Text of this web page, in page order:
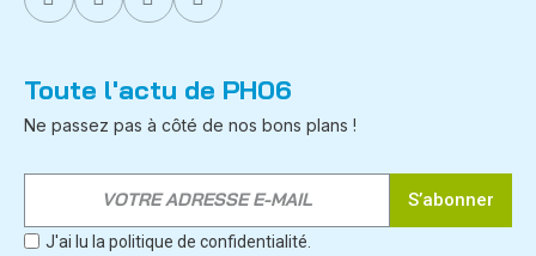
Toute l'actu de PH06
Ne passez pas à côté de nos bons plans !
S’abonner
J'ai lu la politique de confidentialité.